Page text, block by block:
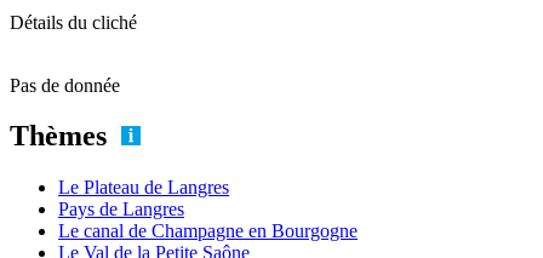
Détails du cliché
Pas de donnée
Thèmes
Le Plateau de Langres
Pays de Langres
Le canal de Champagne en Bourgogne
Le Val de la Petite Saône